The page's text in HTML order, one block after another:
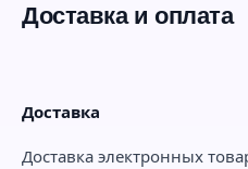
Доставка и оплата
Доставка
Доставка электронных